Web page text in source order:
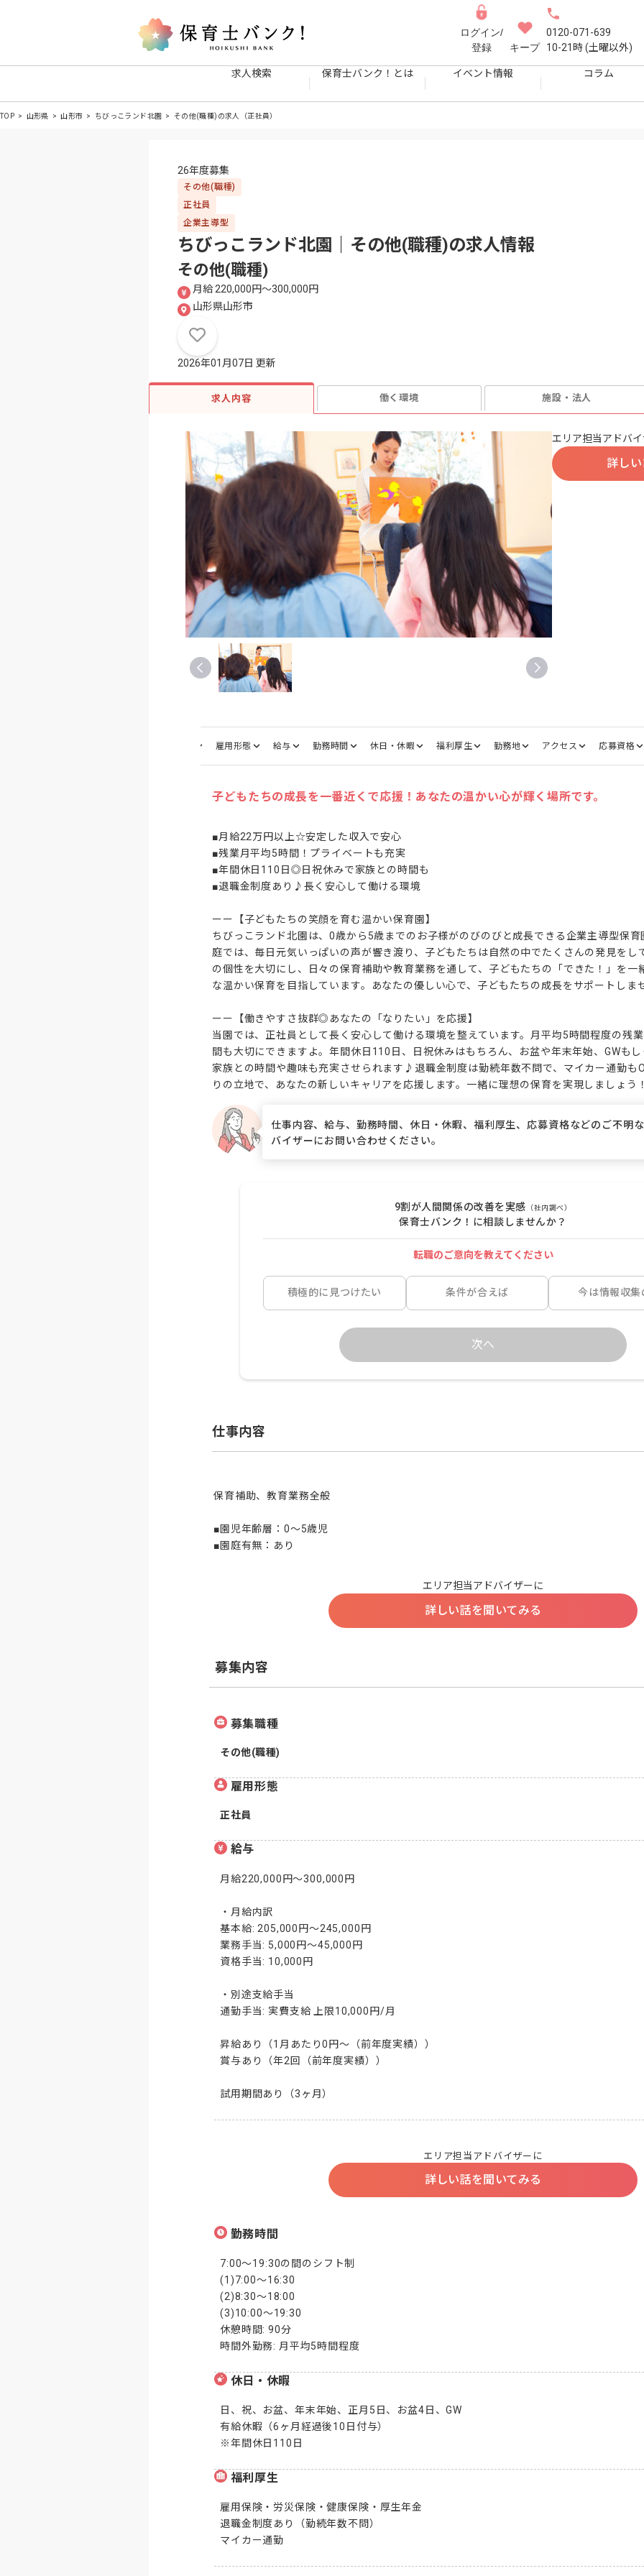
ログイン/
登録
キープ
0120-071-639
10-21時 (土曜以外)
求人検索 保育士バンク！とは イベント情報 コラム
TOP 山形県 山形市 ちびっこランド北園 その他(職種)の求人（正社員）
26年度募集
その他(職種)
正社員
企業主導型
ちびっこランド北園｜その他(職種)の求人情報
その他(職種)
月給 220,000円〜300,000円
山形県山形市
2026年01月07日 更新
求人内容 働く環境 施設・法人
エリア担当アドバ
詳し
雇用形態 給与 勤務時間 休日・休暇 福利厚生 勤務地 アクセス 応募資格
子どもたちの成長を一番近くで応援！あなたの温かい心が輝く場所です。
■月給22万円以上☆安定した収入で安心
■残業月平均5時間！プライベートも充実
■年間休日110日◎日祝休みで家族との時間も
■退職金制度あり♪長く安心して働ける環境
ーー【子どもたちの笑顔を育む温かい保育園】
ちびっこランド北園は、0歳から5歳までのお子様がのびのびと成長できる企業主導型保
庭では、毎日元気いっぱいの声が響き渡り、子どもたちは自然の中でたくさんの発見をし
の個性を大切にし、日々の保育補助や教育業務を通して、子どもたちの「できた！」を一
な温かい保育を目指しています。あなたの優しい心で、子どもたちの成長をサポートし
ーー【働きやすさ抜群◎あなたの「なりたい」を応援】
当園では、正社員として長く安心して働ける環境を整えています。月平均5時間程度の残
間も大切にできますよ。年間休日110日、日祝休みはもちろん、お盆や年末年始、GWも
家族との時間や趣味も充実させられます♪退職金制度は勤続年数不問で、マイカー通勤も
りの立地で、あなたの新しいキャリアを応援します。一緒に理想の保育を実現しましょう
仕事内容、給与、勤務時間、休日・休暇、福利厚生、応募資格などのご不明
バイザーにお問い合わせください。
9割が人間関係の改善を実感 （社内調べ）
保育士バンク！に相談しませんか？
転職のご意向を教えてください
積極的に見つけたい 条件が合えば 今は情報収集
次へ
仕事内容
保育補助、教育業務全般
■園児年齢層：0～5歳児
■園庭有無：あり
エリア担当アドバイザーに
詳しい話を聞いてみる
募集内容
募集職種
その他(職種)
雇用形態
正社員
給与
月給220,000円〜300,000円
・月給内訳
基本給: 205,000円〜245,000円
業務手当: 5,000円〜45,000円
資格手当: 10,000円
・別途支給手当
通勤手当: 実費支給 上限10,000円/月
昇給あり（1月あたり0円〜（前年度実績））
賞与あり（年2回（前年度実績））
試用期間あり（3ヶ月）
エリア担当アドバイザーに
詳しい話を聞いてみる
勤務時間
7:00～19:30の間のシフト制
(1)7:00～16:30
(2)8:30～18:00
(3)10:00～19:30
休憩時間: 90分
時間外勤務: 月平均5時間程度
休日・休暇
日、祝、お盆、年末年始、正月5日、お盆4日、GW
有給休暇（6ヶ月経過後10日付与）
※年間休日110日
福利厚生
雇用保険・労災保険・健康保険・厚生年金
退職金制度あり（勤続年数不問）
マイカー通勤